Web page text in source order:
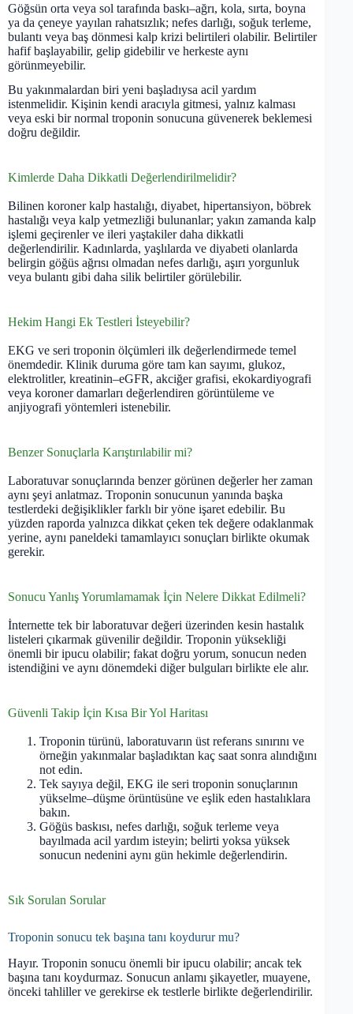
Göğsün orta veya sol tarafında baskı–ağrı, kola, sırta, boyna
ya da çeneye yayılan rahatsızlık; nefes darlığı, soğuk terleme,
bulantı veya baş dönmesi kalp krizi belirtileri olabilir. Belirtiler
hafif başlayabilir, gelip gidebilir ve herkeste aynı
görünmeyebilir.
Bu yakınmalardan biri yeni başladıysa acil yardım
istenmelidir. Kişinin kendi aracıyla gitmesi, yalnız kalması
veya eski bir normal troponin sonucuna güvenerek beklemesi
doğru değildir.
Kimlerde Daha Dikkatli Değerlendirilmelidir?
Bilinen koroner kalp hastalığı, diyabet, hipertansiyon, böbrek
hastalığı veya kalp yetmezliği bulunanlar; yakın zamanda kalp
işlemi geçirenler ve ileri yaştakiler daha dikkatli
değerlendirilir. Kadınlarda, yaşlılarda ve diyabeti olanlarda
belirgin göğüs ağrısı olmadan nefes darlığı, aşırı yorgunluk
veya bulantı gibi daha silik belirtiler görülebilir.
Hekim Hangi Ek Testleri İsteyebilir?
EKG ve seri troponin ölçümleri ilk değerlendirmede temel
önemdedir. Klinik duruma göre tam kan sayımı, glukoz,
elektrolitler, kreatinin–eGFR, akciğer grafisi, ekokardiyografi
veya koroner damarları değerlendiren görüntüleme ve
anjiyografi yöntemleri istenebilir.
Benzer Sonuçlarla Karıştırılabilir mi?
Laboratuvar sonuçlarında benzer görünen değerler her zaman
aynı şeyi anlatmaz. Troponin sonucunun yanında başka
testlerdeki değişiklikler farklı bir yöne işaret edebilir. Bu
yüzden raporda yalnızca dikkat çeken tek değere odaklanmak
yerine, aynı paneldeki tamamlayıcı sonuçları birlikte okumak
gerekir.
Sonucu Yanlış Yorumlamamak İçin Nelere Dikkat Edilmeli?
İnternette tek bir laboratuvar değeri üzerinden kesin hastalık
listeleri çıkarmak güvenilir değildir. Troponin yüksekliği
önemli bir ipucu olabilir; fakat doğru yorum, sonucun neden
istendiğini ve aynı dönemdeki diğer bulguları birlikte ele alır.
Güvenli Takip İçin Kısa Bir Yol Haritası
Troponin türünü, laboratuvarın üst referans sınırını ve
örneğin yakınmalar başladıktan kaç saat sonra alındığını
not edin.
Tek sayıya değil, EKG ile seri troponin sonuçlarının
yükselme–düşme örüntüsüne ve eşlik eden hastalıklara
bakın.
Göğüs baskısı, nefes darlığı, soğuk terleme veya
bayılmada acil yardım isteyin; belirti yoksa yüksek
sonucun nedenini aynı gün hekimle değerlendirin.
Sık Sorulan Sorular
Troponin sonucu tek başına tanı koydurur mu?
Hayır. Troponin sonucu önemli bir ipucu olabilir; ancak tek
başına tanı koydurmaz. Sonucun anlamı şikayetler, muayene,
önceki tahliller ve gerekirse ek testlerle birlikte değerlendirilir.